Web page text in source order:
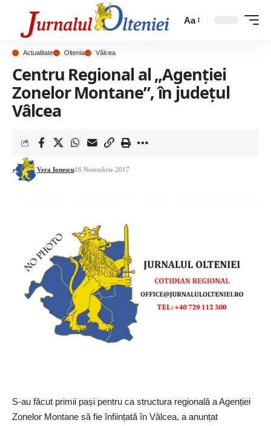
Aa
Actualitate Oltenia Vâlcea
Centru Regional al „Agenţiei
Zonelor Montane”, în judeţul
Vâlcea
Vera Ionescu16 Noiembrie 2017
S-au făcut primii pași pentru ca structura regională a Agenției
Zonelor Montane să fie înființată în Vâlcea, a anunțat